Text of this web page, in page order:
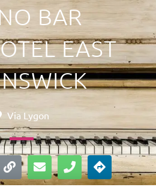
BAR
EAST
Via Lygon